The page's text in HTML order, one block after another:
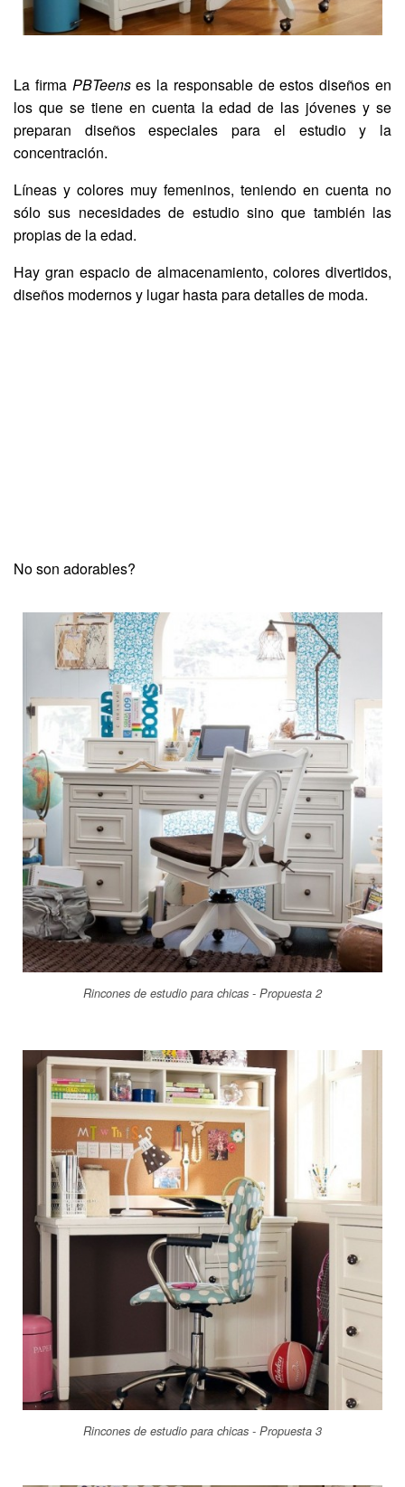
La firma PBTeenses la responsable de estos diseños en
los que se tiene en cuenta la edad de las jóvenes y se
preparan diseños especiales para el estudio y la
concentración.
Líneas y colores muy femeninos, teniendo en cuenta no
sólo sus necesidades de estudio sino que también las
propias de la edad.
Hay gran espacio de almacenamiento, colores divertidos,
diseños modernos y lugar hasta para detalles de moda.
No son adorables?
Rincones de estudio para chicas - Propuesta 2
Rincones de estudio para chicas - Propuesta 3